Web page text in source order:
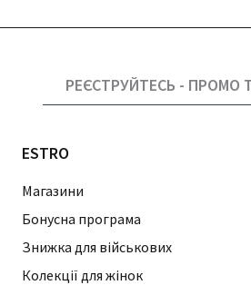
РЕЄСТРУЙТЕСЬ - ПРОМО
ESTRO
Магазини
Бонусна програма
Знижка для військових
Колекції для жінок